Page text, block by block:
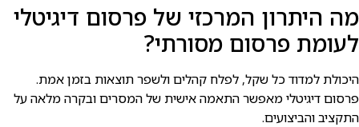
מה היתרון המרכזי של פרסום דיגיטלי
לעומת פרסום מסורתי?
היכולת למדוד כל שקל, לפלח קהלים ולשפר תוצאות בזמן אמת.
פרסום דיגיטלי מאפשר התאמה אישית של המסרים ובקרה מלאה על
התקציב והביצועים.